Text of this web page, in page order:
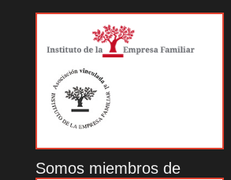
Somos miembros de